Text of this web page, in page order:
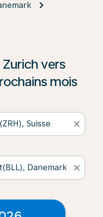
vers
mois
close
close